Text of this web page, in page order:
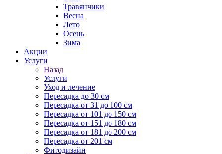
Травянчики
Весна
Лето
Осень
Зима
Акции
Услуги
Назад
Услуги
Уход и лечение
Пересадка до 30 см
Пересадка от 31 до 100 см
Пересадка от 101 до 150 см
Пересадка от 151 до 180 см
Пересадка от 181 до 200 см
Пересадка от 201 см
Фитодизайн